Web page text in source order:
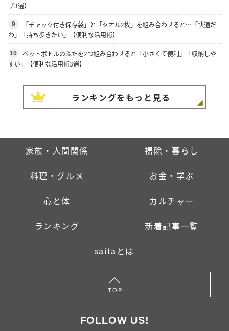
ザ3選】
9
「チャック付き保存袋」と「タオル2枚」を組み合わせると…「快適だ
わ」「持ち歩きたい」【便利な活用術】
10
ペットボトルのふたを2つ組み合わせると「小さくて便利」「収納しや
すい」【便利な活用術3選】
ランキングをもっと見る
家族・人間関係 掃除・暮らし
料理・グルメ お金・学ぶ
心と体 カルチャー
ランキング 新着記事一覧
saitaとは
TOP
FOLLOW US!